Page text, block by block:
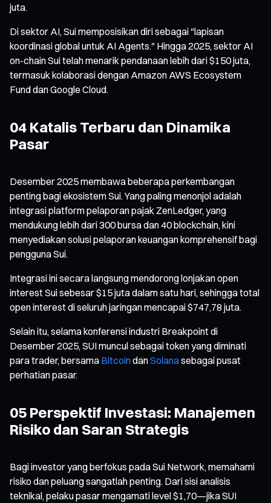
juta.
Di sektor AI, Sui memposisikan diri sebagai "lapisan
koordinasi global untuk AI Agents." Hingga 2025, sektor AI
on-chain Sui telah menarik pendanaan lebih dari $150 juta,
termasuk kolaborasi dengan Amazon AWS Ecosystem
Fund dan Google Cloud.
04 Katalis Terbaru dan Dinamika
Pasar
Desember 2025 membawa beberapa perkembangan
penting bagi ekosistem Sui. Yang paling menonjol adalah
integrasi platform pelaporan pajak ZenLedger, yang
mendukung lebih dari 300 bursa dan 40 blockchain, kini
menyediakan solusi pelaporan keuangan komprehensif bagi
pengguna Sui.
Integrasi ini secara langsung mendorong lonjakan open
interest Sui sebesar $15 juta dalam satu hari, sehingga total
open interest di seluruh jaringan mencapai $747,78 juta.
Selain itu, selama konferensi industri Breakpoint di
Desember 2025, SUI muncul sebagai token yang diminati
para trader, bersama BitcoindanSolanasebagai pusat
perhatian pasar.
05 Perspektif Investasi: Manajemen
Risiko dan Saran Strategis
Bagi investor yang berfokus pada Sui Network, memahami
risiko dan peluang sangatlah penting. Dari sisi analisis
teknikal, pelaku pasar mengamati level $1,70—jika SUI